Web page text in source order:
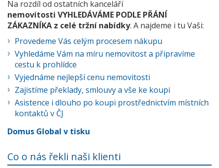
Na rozdíl od ostatních kanceláří
nemovitosti VYHLEDÁVÁME PODLE PŘÁNÍ
ZÁKAZNÍKA z celé tržní nabídky. A najdeme i tu Vaši:
Provedeme Vás celým procesem nákupu
Vyhledáme Vám na míru nemovitost a připravíme
cestu k prohlídce
Vyjednáme nejlepší cenu nemovitosti
Zajistíme překlady, smlouvy a vše ke koupi
Asistence i dlouho po koupi prostřednictvím místních
kontaktů v ČJ
Domus Global v tisku
Co o nás řekli naši klienti